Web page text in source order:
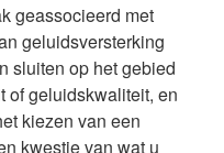
geassocieerd met
geluidsversterking
sluiten op het gebied
of geluidskwaliteit, en
kiezen van een
kwestie van wat u